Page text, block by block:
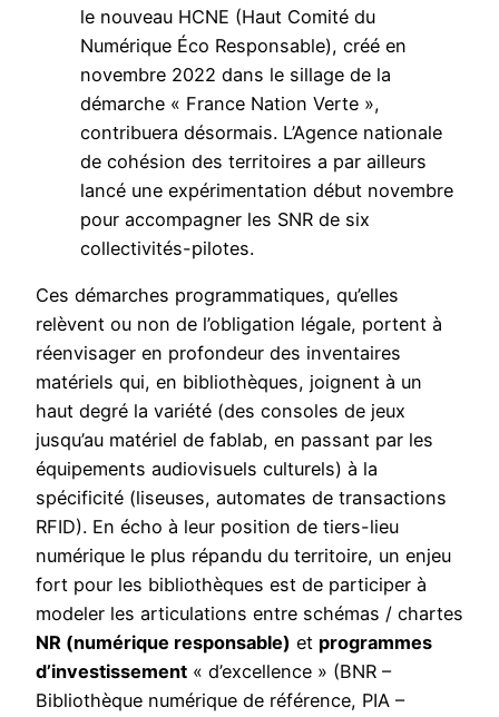
le nouveau HCNE (Haut Comité du
Numérique Éco Responsable), créé en
novembre 2022 dans le sillage de la
démarche « France Nation Verte »,
contribuera désormais. L’Agence nationale
de cohésion des territoires a par ailleurs
lancé une expérimentation début novembre
pour accompagner les SNR de six
collectivités-pilotes.
Ces démarches programmatiques, qu’elles
relèvent ou non de l’obligation légale, portent à
réenvisager en profondeur des inventaires
matériels qui, en bibliothèques, joignent à un
haut degré la variété (des consoles de jeux
jusqu’au matériel de fablab, en passant par les
équipements audiovisuels culturels) à la
spécificité (liseuses, automates de transactions
RFID). En écho à leur position de tiers-lieu
numérique le plus répandu du territoire, un enjeu
fort pour les bibliothèques est de participer à
modeler les articulations entre schémas / chartes
NR (numérique responsable) et programmes
d’investissement « d’excellence » (BNR –
Bibliothèque numérique de référence, PIA –